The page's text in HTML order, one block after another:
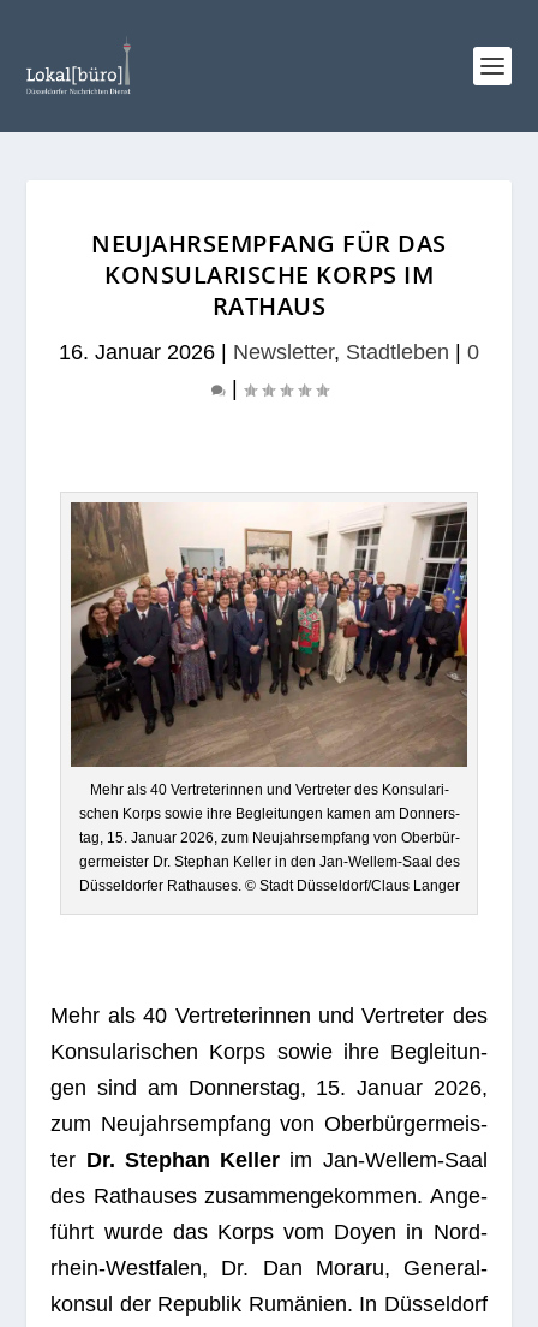
NEUJAHRSEMPFANG FÜR DAS
KONSULARISCHE KORPS IM
RATHAUS
16. Januar 2026 Newsletter, Stadtleben
0
|
Mehr als 40 Ver­tre­te­rin­nen und Ver­tre­ter des Kon­su­la­ri­
schen Korps sowie ihre Beglei­tun­gen kamen am Don­ners­
tag, 15. Januar 2026, zum Neu­jahrs­emp­fang von Ober­bür­
ger­meis­ter Dr. Ste­phan Kel­ler in den Jan-Wel­lem-Saal des
Düs­sel­dor­fer Rat­hau­ses. © Stadt Düsseldorf/Claus Langer
Mehr als 40 Ver­tre­te­rin­nen und Ver­tre­ter des
Kon­su­la­ri­schen Korps sowie ihre Beglei­tun­
gen sind am Don­ners­tag, 15. Januar 2026,
zum Neu­jahrs­emp­fang von Ober­bür­ger­meis­
ter Dr. Ste­phan Kel­ler im Jan-Wel­lem-Saal
des Rat­hau­ses zusam­men­ge­kom­men. Ange­
führt wurde das Korps vom Doyen in Nord­
rhein-West­fa­len, Dr. Dan Moraru, Gene­ral­
kon­sul der Repu­blik Rumä­nien. In Düs­sel­dorf